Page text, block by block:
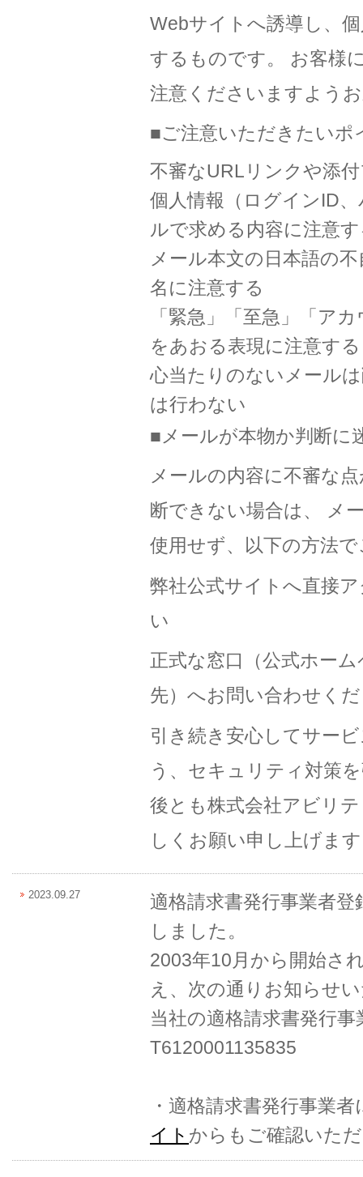
Webサイトへ誘導し、
するものです。 お客様
注意くださいますよう
■ご注意いただきたいポ
不審なURLリンクや添
個人情報（ログインID
ルで求める内容に注意
メール本文の日本語の
名に注意する
「緊急」「至急」「ア
をあおる表現に注意する
心当たりのないメール
は行わない
■メールが本物か判断に
メールの内容に不審な
断できない場合は、 メ
使用せず、以下の方法
弊社公式サイトへ直接
い
正式な窓口（公式ホー
先）へお問い合わせく
引き続き安心してサー
う、セキュリティ対策
後とも株式会社アビリ
しくお願い申し上げます
2023.09.27
適格請求書発行事業者登
しました。
2003年10月から開始さ
え、次の通りお知らせ
当社の適格請求書発行事
T6120001135835
・適格請求書発行事業
イト からもご確認いた